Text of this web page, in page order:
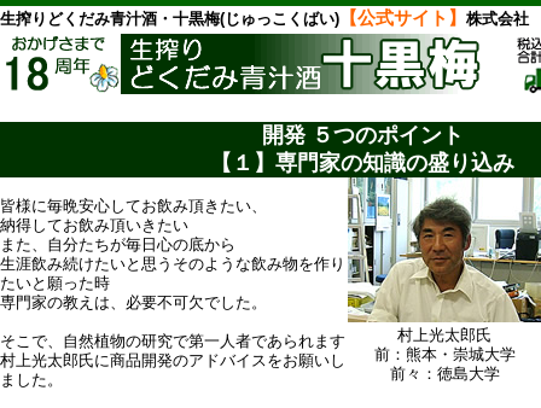
生搾りどくだみ青汁酒・十黒梅(じゅっこくばい) 【公式サイト】 株式会社
開発 ５つのポイント
【１】専門家の知識の盛り込み
村上光太郎氏
前：熊本・崇城大学
前々：徳島大学
皆様に毎晩安心してお飲み頂きたい、
納得してお飲み頂いきたい
また、自分たちが毎日心の底から
生涯飲み続けたいと思うそのような飲み物を作り
たいと願った時
専門家の教えは、必要不可欠でした。
そこで、自然植物の研究で第一人者であられます
村上光太郎氏に商品開発のアドバイスをお願いし
ました。